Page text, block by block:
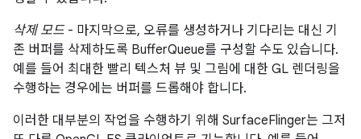
삭제 모드 - 마지막으로, 오류를 생성하거나 기다리는 대신 기
존 버퍼를 삭제하도록 BufferQueue를 구성할 수도 있습니다.
예를 들어 최대한 빨리 텍스처 뷰 및 그림에 대한 GL 렌더링을
수행하는 경우에는 버퍼를 드롭해야 합니다.
이러한 대부분의 작업을 수행하기 위해 SurfaceFlinger는 그저